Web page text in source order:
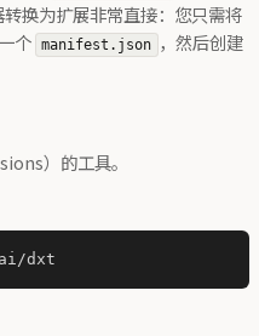
换为扩展非常直接：您只需将
个 manifest.json ，然后创建
）的工具。